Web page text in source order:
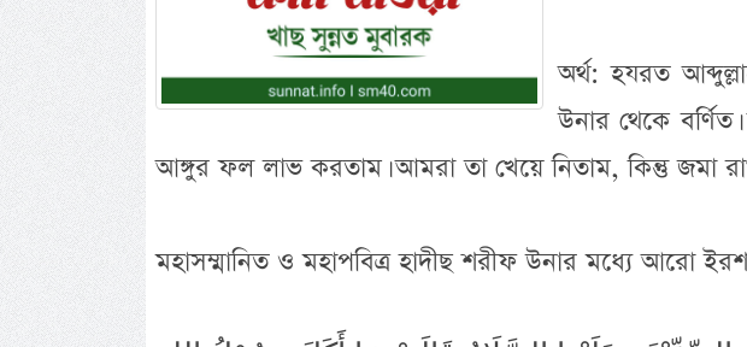
অর্থ: হযরত
উনার থেকে
আঙ্গুর ফল লাভ করতাম। আমরা তা খেয়ে নিতাম, কিন্তু জমা
মহাসম্মানিত ও মহাপবিত্র হাদীছ শরীফ উনার মধ্যে আরো